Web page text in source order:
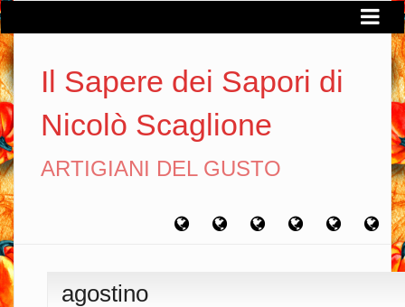
Il Sapere dei Sapori di
Nicolò Scaglione
ARTIGIANI DEL GUSTO
Home Chi
ArtigianiViaggi Filosofia
agostino